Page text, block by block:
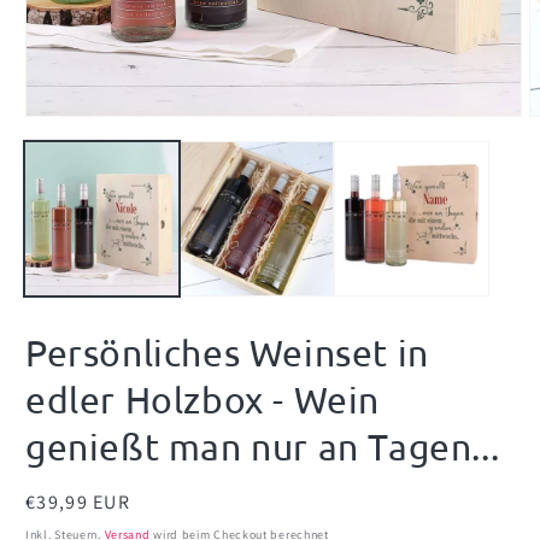
1
Modal
öffnen
Persönliches Weinset in
edler Holzbox - Wein
genießt man nur an Tagen...
Normaler
Preis
€39,99 EUR
Inkl. Steuern. Versand wird beim Checkout berechnet